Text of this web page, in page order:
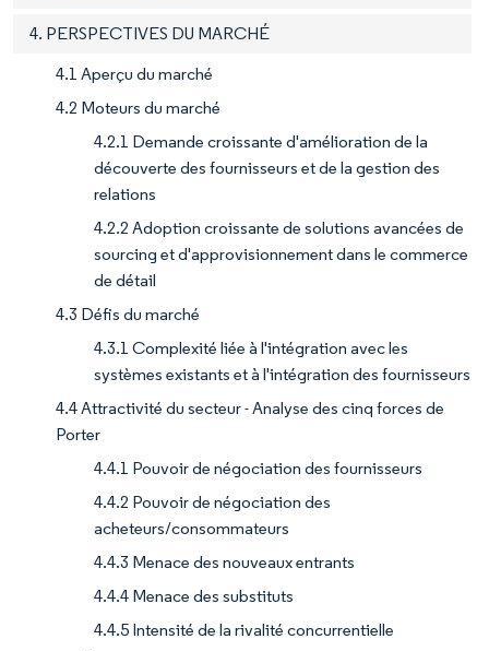
4. PERSPECTIVES DU MARCHÉ
4.1 Aperçu du marché
4.2 Moteurs du marché
4.2.1 Demande croissante d'amélioration de la
découverte des fournisseurs et de la gestion des
relations
4.2.2 Adoption croissante de solutions avancées de
sourcing et d'approvisionnement dans le commerce
de détail
4.3 Défis du marché
4.3.1 Complexité liée à l'intégration avec les
systèmes existants et à l'intégration des fournisseurs
4.4 Attractivité du secteur - Analyse des cinq forces de
Porter
4.4.1 Pouvoir de négociation des fournisseurs
4.4.2 Pouvoir de négociation des
acheteurs/consommateurs
4.4.3 Menace des nouveaux entrants
4.4.4 Menace des substituts
4.4.5 Intensité de la rivalité concurrentielle